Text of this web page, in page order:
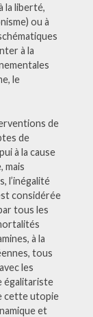
la liberté,
ou à
à la
le
de
de
à la cause
mais
l’inégalité
considérée
tous les
à la
tous
les
égalitariste
cette utopie
et